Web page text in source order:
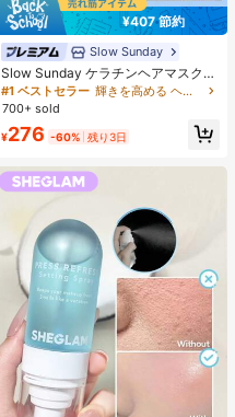
¥407 節約
Slow Sunday
Slow Sunday ケラチンヘアマスク、
ケラチン、タンパク質豊富な成分、
強力な保湿、髪の補修と強化、すべ
ーチ、旅行の必需品、夏のヘアケア
#1 ベストセラー
輝きを高める ヘアトリートメント
700+ sold
¥276 -60% 残り3日